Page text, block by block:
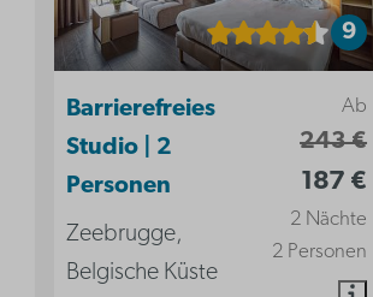
9
Ab
243 €
187 €
2 Nächte
2 Personen
Barrierefreies
Studio | 2
Personen
Zeebrugge,
Belgische Küste